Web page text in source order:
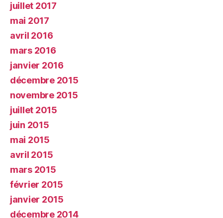
juillet 2017
mai 2017
avril 2016
mars 2016
janvier 2016
décembre 2015
novembre 2015
juillet 2015
juin 2015
mai 2015
avril 2015
mars 2015
février 2015
janvier 2015
décembre 2014